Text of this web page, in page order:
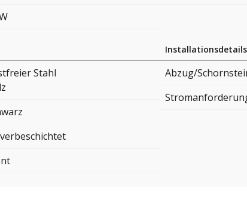
Stahl
Installationsdetails
Abzug/